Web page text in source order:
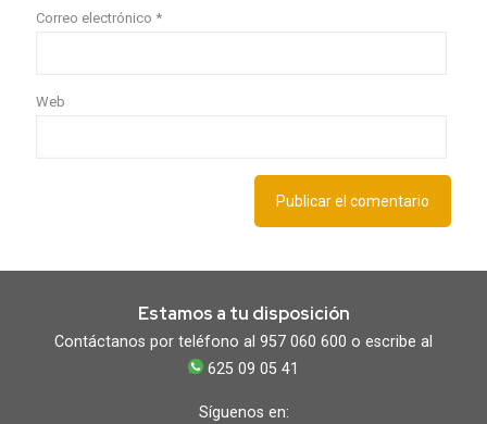
Correo electrónico *
Web
Estamos a tu disposición
Contáctanos por teléfono al 957 060 600 o escribe al
625 09 05 41
Síguenos en: